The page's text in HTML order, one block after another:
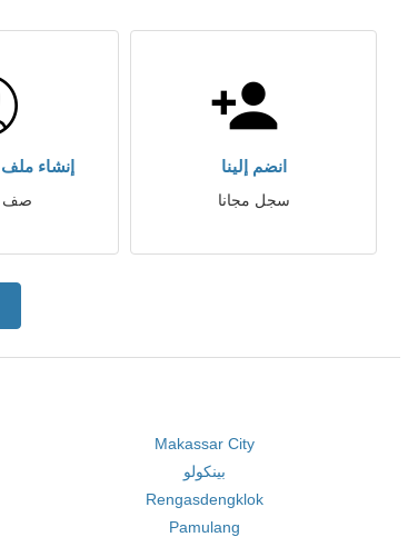
انضم إلينا
سجل مجانا
إنشاء
صف
Makassar City
بينكولو
Rengasdengklok
Pamulang